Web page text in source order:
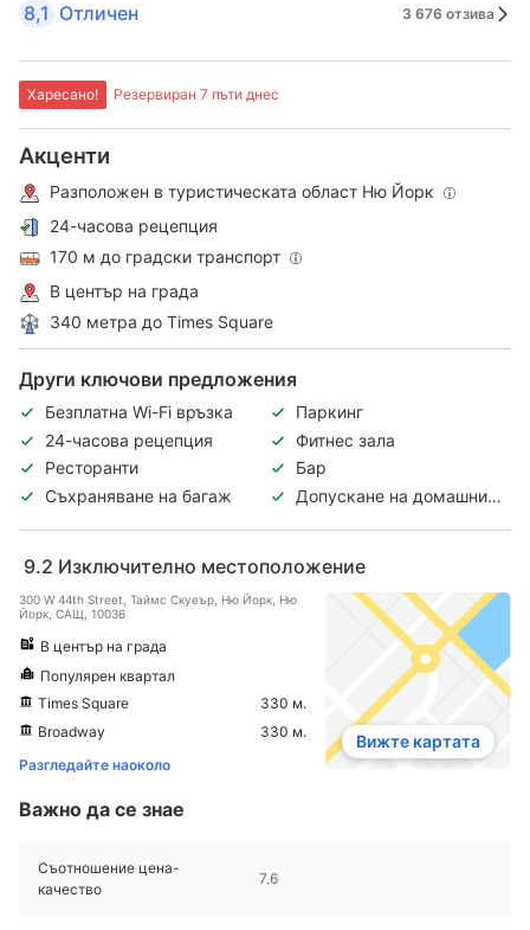
8,1 Отличен 3 676 отзива
Харесано! Резервиран 7 пъти днес
Акценти
Разположен в туристическата област Ню Йорк
24-часова рецепция
170 м до градски транспорт
В център на града
340 метра до Times Square
Други ключови предложения
Безплатна Wi-Fi връзка
Паркинг
24-часова рецепция
Фитнес зала
Ресторанти
Бар
Съхраняване на багаж
Допускане на домашни
9.2 Изключително местоположение
300 W 44th Street, Таймс Скуеър, Ню Йорк, Ню
Йорк, САЩ, 10036
В център на града
Популярен квартал
Times Square
330 м.
Broadway
330 м.
Разгледайте наоколо
Вижте картата
Важно да се знае
Съотношение цена-
качество
7.6